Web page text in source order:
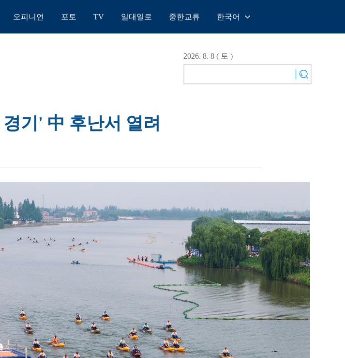
오피니언 포토 TV 일대일로 중한교류 한국어
English
Español
2026. 8. 8 ( 토 )
기' 中 후난서 열려